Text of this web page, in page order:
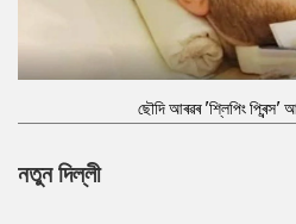
ছৌদি আৰৱৰ 'শ্লিপিং প্ৰিন্স'
নতুন দিল্লী